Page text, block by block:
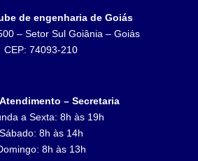
de engenharia de Goiás
– Setor Sul Goiânia – Goiás
CEP: 74093-210
– Secretaria
a Sexta: 8h às 19h
Sábado: 8h às 14h
8h às 13h